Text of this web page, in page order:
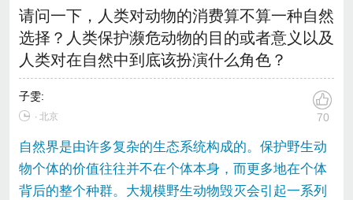
请问一下，人类对动物的消费算不算一种自然
选择？人类保护濒危动物的目的或者意义以及
人类对在自然中到底该扮演什么角色？
子雯:
∙ 北京 70
自然界是由许多复杂的生态系统构成的。保护野生动
物个体的价值往往并不在个体本身，而更多地在个体
背后的整个种群。大规模野生动物毁灭会引起一系列